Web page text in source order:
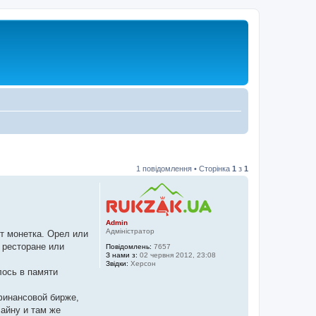
1 повідомлення • Сторінка 1 з 1
Admin
Адміністратор
Повідомлень: 7657
З нами з: 02 червня 2012, 23:08
Звідки: Херсон
монетка. Орел или
или
в памяти
бирже,
и там же